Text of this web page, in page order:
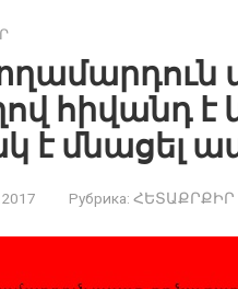
հիվանդ
է մնացել
Рубрика: ՀԵՏԱՔՐՔԻՐ